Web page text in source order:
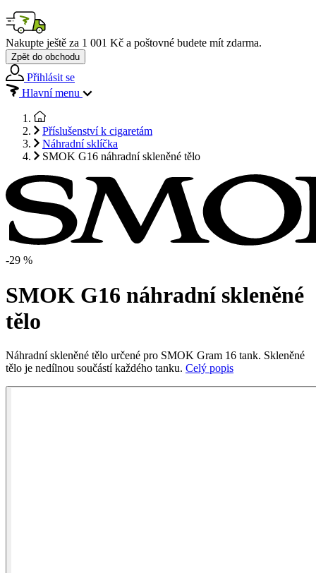
Nakupte ještě za 1 001 Kč a poštovné budete mít zdarma.
Zpět do obchodu
Přihlásit se
Hlavní menu
Příslušenství k cigaretám
Náhradní sklíčka
SMOK G16 náhradní skleněné tělo
-29 %
SMOK G16 náhradní skleněné
tělo
Náhradní skleněné tělo určené pro SMOK Gram 16 tank. Skleněné
tělo je nedílnou součástí každého tanku. Celý popis